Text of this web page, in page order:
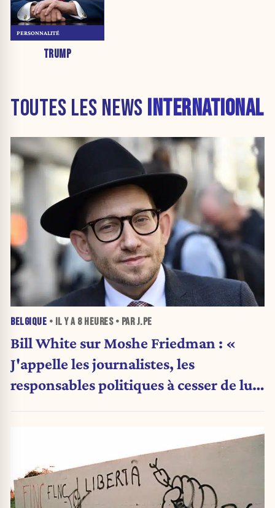
TRUMP
PERSONNALITÉ
TOUTES LES NEWS INTERNATIONAL
BELGIQUE • IL Y A 8 HEURES• PAR J.PE
Bill White sur Moshe Friedman : «
J'appelle les journalistes, les
responsables politiques à cesser de lui